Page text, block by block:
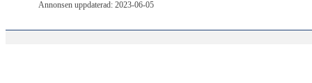
Annonsen uppdaterad: 2023-06-05